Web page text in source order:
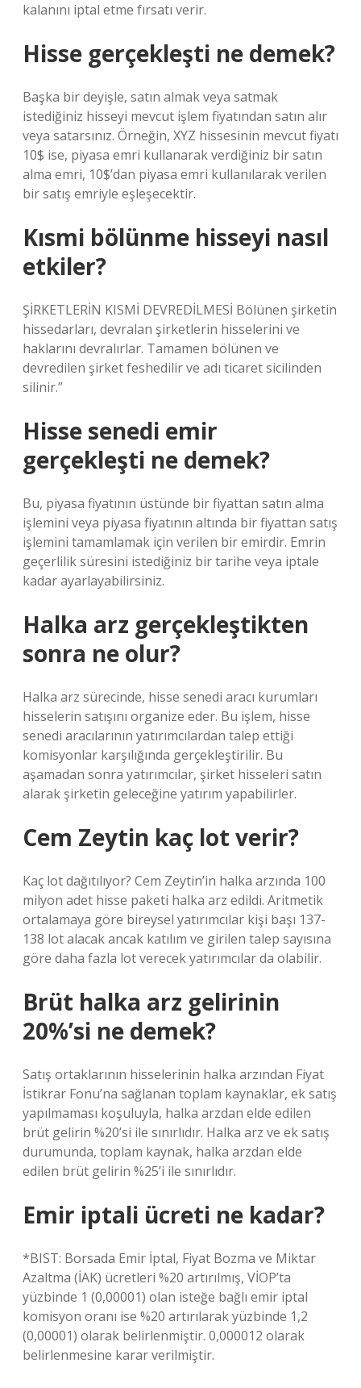
kalanını iptal etme fırsatı verir.
Hisse gerçekleşti ne demek?
Başka bir deyişle, satın almak veya satmak
istediğiniz hisseyi mevcut işlem fiyatından satın alır
veya satarsınız. Örneğin, XYZ hissesinin mevcut fiyatı
10$ ise, piyasa emri kullanarak verdiğiniz bir satın
alma emri, 10$’dan piyasa emri kullanılarak verilen
bir satış emriyle eşleşecektir.
Kısmi bölünme hisseyi nasıl
etkiler?
ŞİRKETLERİN KISMİ DEVREDİLMESİ Bölünen şirketin
hissedarları, devralan şirketlerin hisselerini ve
haklarını devralırlar. Tamamen bölünen ve
devredilen şirket feshedilir ve adı ticaret sicilinden
silinir.”
Hisse senedi emir
gerçekleşti ne demek?
Bu, piyasa fiyatının üstünde bir fiyattan satın alma
işlemini veya piyasa fiyatının altında bir fiyattan satış
işlemini tamamlamak için verilen bir emirdir. Emrin
geçerlilik süresini istediğiniz bir tarihe veya iptale
kadar ayarlayabilirsiniz.
Halka arz gerçekleştikten
sonra ne olur?
Halka arz sürecinde, hisse senedi aracı kurumları
hisselerin satışını organize eder. Bu işlem, hisse
senedi aracılarının yatırımcılardan talep ettiği
komisyonlar karşılığında gerçekleştirilir. Bu
aşamadan sonra yatırımcılar, şirket hisseleri satın
alarak şirketin geleceğine yatırım yapabilirler.
Cem Zeytin kaç lot verir?
Kaç lot dağıtılıyor? Cem Zeytin’in halka arzında 100
milyon adet hisse paketi halka arz edildi. Aritmetik
ortalamaya göre bireysel yatırımcılar kişi başı 137-
138 lot alacak ancak katılım ve girilen talep sayısına
göre daha fazla lot verecek yatırımcılar da olabilir.
Brüt halka arz gelirinin
20%’si ne demek?
Satış ortaklarının hisselerinin halka arzından Fiyat
İstikrar Fonu’na sağlanan toplam kaynaklar, ek satış
yapılmaması koşuluyla, halka arzdan elde edilen
brüt gelirin %20’si ile sınırlıdır. Halka arz ve ek satış
durumunda, toplam kaynak, halka arzdan elde
edilen brüt gelirin %25’i ile sınırlıdır.
Emir iptali ücreti ne kadar?
*BIST: Borsada Emir İptal, Fiyat Bozma ve Miktar
Azaltma (İAK) ücretleri %20 artırılmış, VİOP’ta
yüzbinde 1 (0,00001) olan isteğe bağlı emir iptal
komisyon oranı ise %20 artırılarak yüzbinde 1,2
(0,00001) olarak belirlenmiştir. 0,000012 olarak
belirlenmesine karar verilmiştir.